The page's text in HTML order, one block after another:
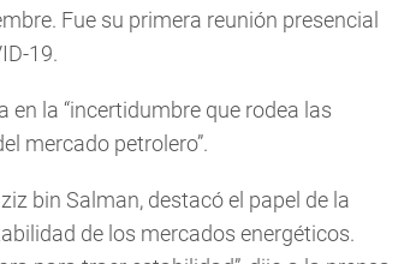
Fue su primera reunión presencial
19.
en la “incertidumbre que rodea las
mercado petrolero”.
bin Salman, destacó el papel de la
de los mercados energéticos.